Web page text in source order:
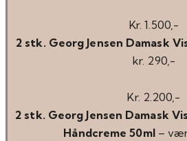
Kr. 1.500,-
2 stk. Georg Jensen Damask
kr. 290,-
Kr. 2.200,-
2 stk. Georg Jensen Damask
Håndcreme 50ml–